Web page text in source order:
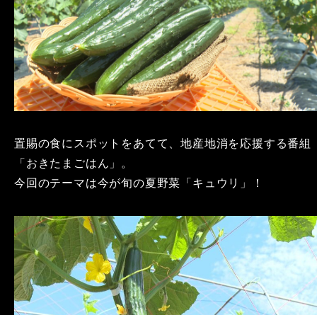
置賜の食にスポットをあてて、地産地消を応援する番組
「おきたまごはん」。
今回のテーマは今が旬の夏野菜「キュウリ」！